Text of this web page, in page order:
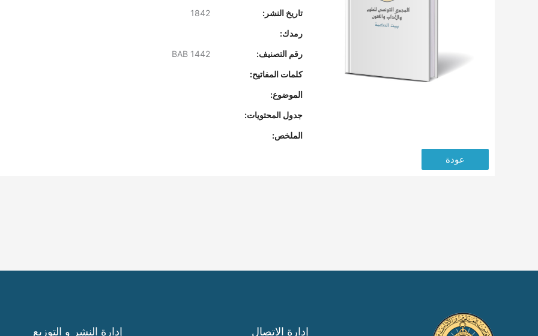
تاريخ النشر:
رمدك:
رقم التصنيف:
كلمات المفاتيح:
الموضوع:
جدول المحتويات:
الملخص:
عودة
إدارة الاتصال إدارة النشر و التوزيع